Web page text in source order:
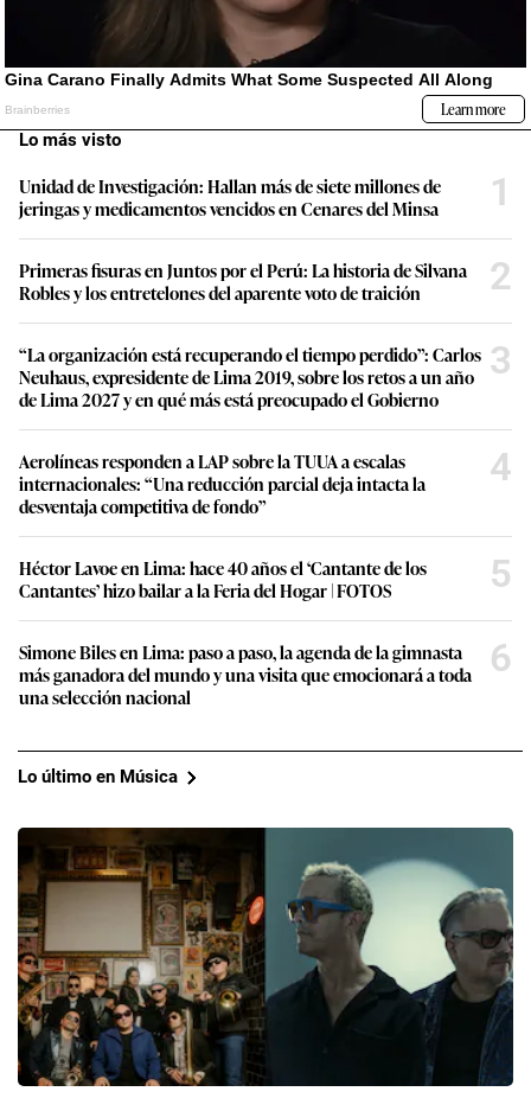
Lo más visto
Unidad de Investigación: Hallan más de siete millones de
jeringas y medicamentos vencidos en Cenares del Minsa
1
Primeras fisuras en Juntos por el Perú: La historia de Silvana
Robles y los entretelones del aparente voto de traición
2
“La organización está recuperando el tiempo perdido”: Carlos
Neuhaus, expresidente de Lima 2019, sobre los retos a un año
de Lima 2027 y en qué más está preocupado el Gobierno
3
Aerolíneas responden a LAP sobre la TUUA a escalas
internacionales: “Una reducción parcial deja intacta la
desventaja competitiva de fondo”
4
Héctor Lavoe en Lima: hace 40 años el ‘Cantante de los
Cantantes’ hizo bailar a la Feria del Hogar | FOTOS
5
Simone Biles en Lima: paso a paso, la agenda de la gimnasta
más ganadora del mundo y una visita que emocionará a toda
una selección nacional
6
Lo último en Música